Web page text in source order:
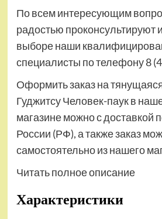
По всем интересующим
радостью проконсультируют
выборе наши
специалисты по телефону 8
Оформить заказ на
Гуджитсу Человек-паук в
магазине можно с доставкой
России (РФ), а также заказ
самостоятельно из нашего
Читать полное описание
Характеристики